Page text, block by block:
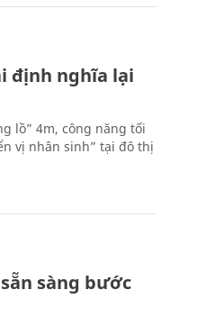
định nghĩa lại
lồ” 4m, công năng tối
vị nhân sinh” tại đô thị
sàng bước